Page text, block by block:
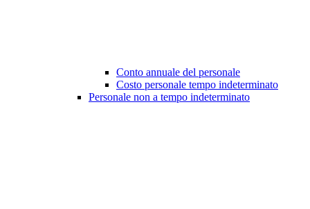
Conto annuale del personale
Costo personale tempo indeterminato
Personale non a tempo indeterminato